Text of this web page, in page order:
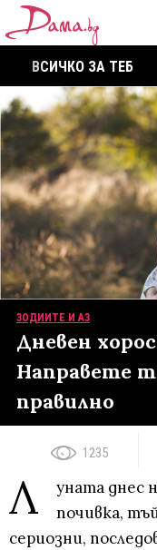
ВСИЧКО ЗА ТЕБ
ЗОДИИТЕ И АЗ
Дневен
Направете
правилно
1235
Л
уната днес
почивка,
сериозни,